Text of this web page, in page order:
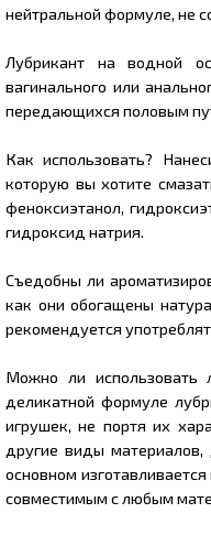
нейтральной формуле, не
Лубрикант на водной
вагинального или
передающихся половым
Как использовать?
которую вы хотите
феноксиэтанол,
гидроксид натрия.
Съедобны ли
как они обогащены
рекомендуется
Можно ли использовать
деликатной формуле
игрушек, не портя их
другие виды
основном
совместимым с любым